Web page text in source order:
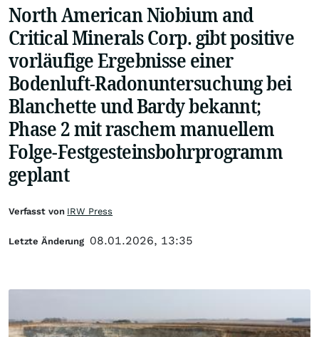
North American Niobium and
Critical Minerals Corp. gibt positive
vorläufige Ergebnisse einer
Bodenluft-Radonuntersuchung bei
Blanchette und Bardy bekannt;
Phase 2 mit raschem manuellem
Folge-Festgesteinsbohrprogramm
geplant
Verfasst von IRW Press
Letzte Änderung 08.01.2026, 13:35